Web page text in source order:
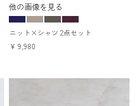
他の画像を見る
ニット×シャツ 2点セット
¥ 9,980